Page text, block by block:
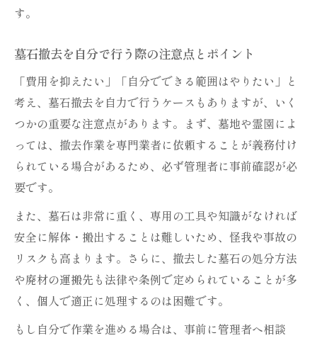
す。
墓石撤去を自分で行う際の注意点とポイント
「費用を抑えたい」「自分でできる範囲はやりたい」と
考え、墓石撤去を自力で行うケースもありますが、いく
つかの重要な注意点があります。まず、墓地や霊園によ
っては、撤去作業を専門業者に依頼することが義務付け
られている場合があるため、必ず管理者に事前確認が必
要です。
また、墓石は非常に重く、専用の工具や知識がなければ
安全に解体・搬出することは難しいため、怪我や事故の
リスクも高まります。さらに、撤去した墓石の処分方法
や廃材の運搬先も法律や条例で定められていることが多
く、個人で適正に処理するのは困難です。
もし自分で作業を進める場合は、事前に管理者へ相談